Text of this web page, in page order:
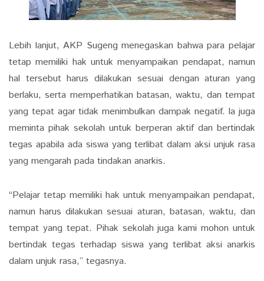
Lebih lanjut, AKP Sugeng menegaskan bahwa para pelajar
tetap memiliki hak untuk menyampaikan pendapat, namun
hal tersebut harus dilakukan sesuai dengan aturan yang
berlaku, serta memperhatikan batasan, waktu, dan tempat
yang tepat agar tidak menimbulkan dampak negatif. Ia juga
meminta pihak sekolah untuk berperan aktif dan bertindak
tegas apabila ada siswa yang terlibat dalam aksi unjuk rasa
yang mengarah pada tindakan anarkis.
“Pelajar tetap memiliki hak untuk menyampaikan pendapat,
namun harus dilakukan sesuai aturan, batasan, waktu, dan
tempat yang tepat. Pihak sekolah juga kami mohon untuk
bertindak tegas terhadap siswa yang terlibat aksi anarkis
dalam unjuk rasa,” tegasnya.